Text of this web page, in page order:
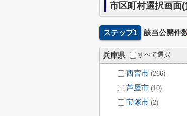
市区町村選択画面(
ステップ1 該当公開件
兵庫県 すべて選択
西宮市 (266)
芦屋市 (10)
宝塚市 (2)